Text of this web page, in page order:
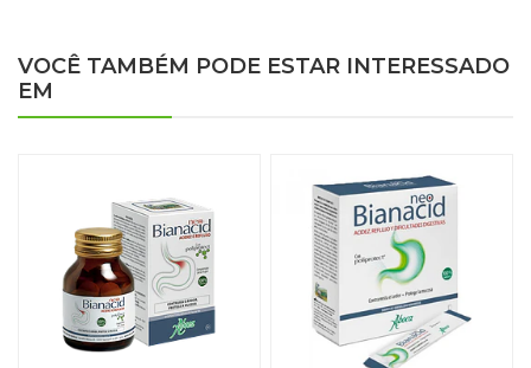
VOCÊ TAMBÉM PODE ESTAR INTERESSADO
EM